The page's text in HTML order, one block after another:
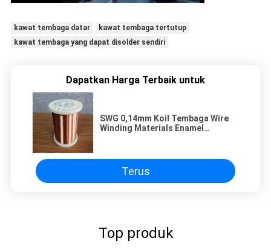
kawat tembaga datar
kawat tembaga tertutup
kawat tembaga yang dapat disolder sendiri
Dapatkan Harga Terbaik untuk
SWG 0,14mm Koil Tembaga Wire
Winding Materials Enamel
Terus
Top produk